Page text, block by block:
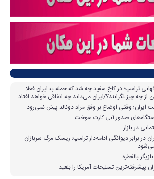
ترامپ؛ در کاخ سفید چه شد که حمله به ایران فعلا
چه چیز نگرانند؟/ایران می‌داند چه اتفاقی خواهد افتاد
ایران؛ وقتی اوضاع بر وفق مراد دونالد پیش نمی‌رود
در بازار
در برابر دیوانگی ادامه‌دار ترامپ؛ ریسک مرگ سربازان
می‌شود
بالفطره
پیشرفته‌ترین تسلیحات آمریکا را بلعید